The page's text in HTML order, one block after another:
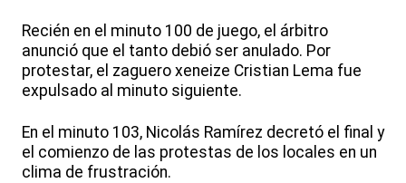
Recién en el minuto 100 de juego, el árbitro
anunció que el tanto debió ser anulado. Por
protestar, el zaguero xeneize Cristian Lema fue
expulsado al minuto siguiente.
En el minuto 103, Nicolás Ramírez decretó el final y
el comienzo de las protestas de los locales en un
clima de frustración.